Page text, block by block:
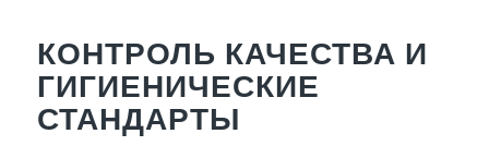
КОНТРОЛЬ КАЧЕСТВА И
ГИГИЕНИЧЕСКИЕ
СТАНДАРТЫ